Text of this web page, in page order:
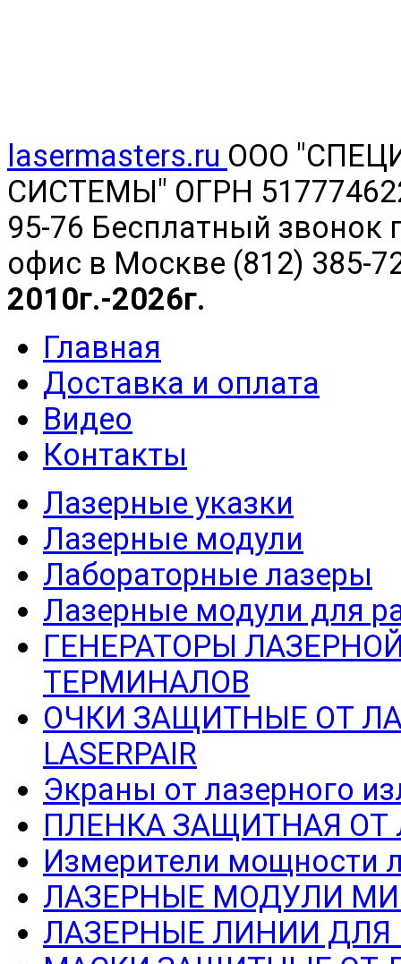
lasermasters.ru ООО "
СИСТЕМЫ" ОГРН
95-76 Бесплатный звонок
офис в Москве (812) 385-
2010г.-2026г.
Главная
Доставка и оплата
Видео
Контакты
Лазерные указки
Лазерные модули
Лабораторные лазеры
Лазерные модули для
ГЕНЕРАТОРЫ
ТЕРМИНАЛОВ
ОЧКИ ЗАЩИТНЫЕ ОТ
LASERPAIR
Экраны от лазерного
ПЛЕНКА ЗАЩИТНАЯ ОТ
Измерители мощности
ЛАЗЕРНЫЕ МОДУЛИ
ЛАЗЕРНЫЕ ЛИНИИ